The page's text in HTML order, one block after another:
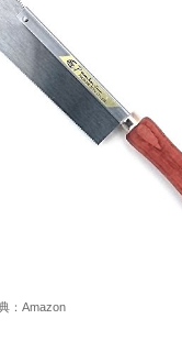
：Amazon